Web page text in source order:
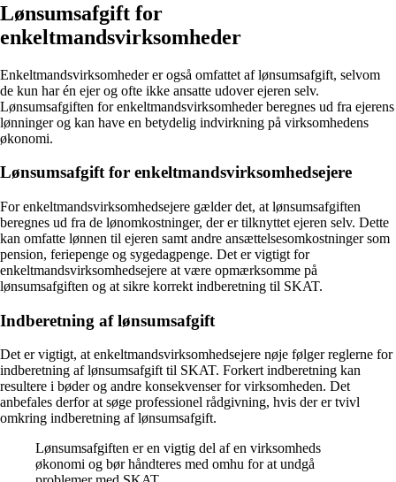
Lønsumsafgift for
enkeltmandsvirksomheder
Enkeltmandsvirksomheder er også omfattet af lønsumsafgift, selvom
de kun har én ejer og ofte ikke ansatte udover ejeren selv.
Lønsumsafgiften for enkeltmandsvirksomheder beregnes ud fra ejerens
lønninger og kan have en betydelig indvirkning på virksomhedens
økonomi.
Lønsumsafgift for enkeltmandsvirksomhedsejere
For enkeltmandsvirksomhedsejere gælder det, at lønsumsafgiften
beregnes ud fra de lønomkostninger, der er tilknyttet ejeren selv. Dette
kan omfatte lønnen til ejeren samt andre ansættelsesomkostninger som
pension, feriepenge og sygedagpenge. Det er vigtigt for
enkeltmandsvirksomhedsejere at være opmærksomme på
lønsumsafgiften og at sikre korrekt indberetning til SKAT.
Indberetning af lønsumsafgift
Det er vigtigt, at enkeltmandsvirksomhedsejere nøje følger reglerne for
indberetning af lønsumsafgift til SKAT. Forkert indberetning kan
resultere i bøder og andre konsekvenser for virksomheden. Det
anbefales derfor at søge professionel rådgivning, hvis der er tvivl
omkring indberetning af lønsumsafgift.
Lønsumsafgiften er en vigtig del af en virksomheds
økonomi og bør håndteres med omhu for at undgå